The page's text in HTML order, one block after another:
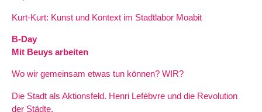
Kurt-Kurt: Kunst und Kontext im Stadtlabor Moabit
B-Day
Mit Beuys arbeiten
Wo wir gemeinsam etwas tun können? WIR?
Die Stadt als Aktionsfeld. Henri Lefèbvre und die Revolution
der Städte.